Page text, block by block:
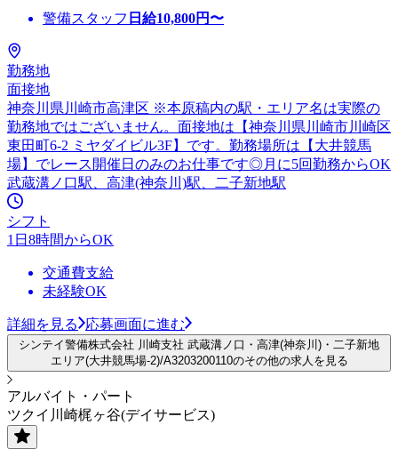
警備スタッフ 日給10,800円〜
勤務地
面接地
神奈川県川崎市高津区 ※本原稿内の駅・エリア名は実際の
勤務地ではございません。面接地は【神奈川県川崎市川崎区
東田町6-2 ミヤダイビル3F】です。勤務場所は【大井競馬
場】でレース開催日のみのお仕事です◎月に5回勤務からOK
武蔵溝ノ口駅、高津(神奈川)駅、二子新地駅
シフト
1日8時間からOK
交通費支給
未経験OK
詳細を見る 応募画面に進む
シンテイ警備株式会社 川崎支社 武蔵溝ノ口・高津(神奈川)・二子新地
エリア(大井競馬場-2)/A3203200110のその他の求人を見る
アルバイト・パート
ツクイ川崎梶ヶ谷(デイサービス)